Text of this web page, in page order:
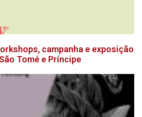
campanha e exposição
Tomé e Príncipe